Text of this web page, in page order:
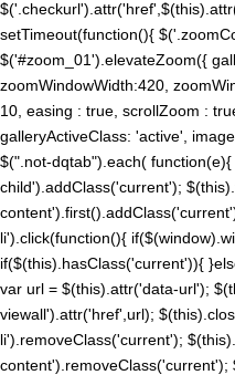
setTimeout(function(){
$('#zoom_01').elevateZoom({
zoomWindowWidth:420,
10, easing : true, scrollZoom :
galleryActiveClass: 'active',
$(".not-dqtab").each(
child').addClass('current');
li').click(function(){
if($(this).hasClass('current')){
var url = $(this).attr('data-url');
viewall').attr('href',url);
li').removeClass('current');
content').removeClass('current');